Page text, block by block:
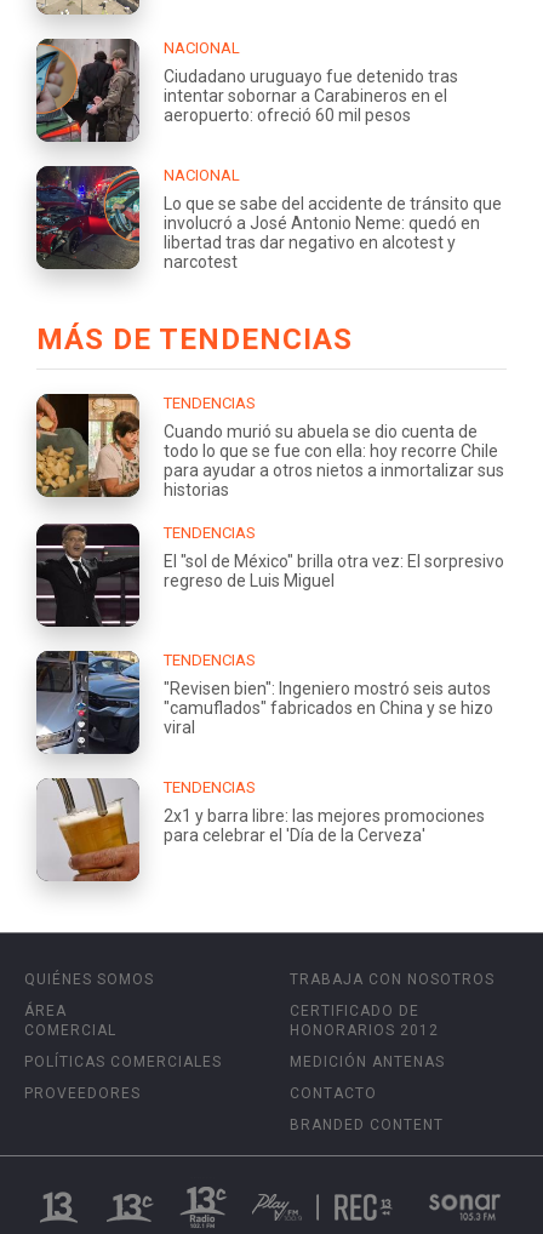
NACIONAL
Ciudadano uruguayo fue detenido tras
intentar sobornar a Carabineros en el
aeropuerto: ofreció 60 mil pesos
NACIONAL
Lo que se sabe del accidente de tránsito que
involucró a José Antonio Neme: quedó en
libertad tras dar negativo en alcotest y
narcotest
MÁS DE TENDENCIAS
TENDENCIAS
Cuando murió su abuela se dio cuenta de
todo lo que se fue con ella: hoy recorre Chile
para ayudar a otros nietos a inmortalizar sus
historias
TENDENCIAS
El "sol de México" brilla otra vez: El sorpresivo
regreso de Luis Miguel
TENDENCIAS
"Revisen bien": Ingeniero mostró seis autos
"camuflados" fabricados en China y se hizo
viral
TENDENCIAS
2x1 y barra libre: las mejores promociones
para celebrar el 'Día de la Cerveza'
QUIÉNES SOMOS
ÁREA
COMERCIAL
POLÍTICAS COMERCIALES
PROVEEDORES
TRABAJA CON NOSOTROS
CERTIFICADO DE
HONORARIOS 2012
MEDICIÓN ANTENAS
CONTACTO
BRANDED CONTENT